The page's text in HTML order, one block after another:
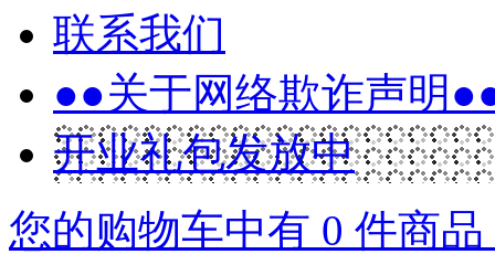
联系我们
●●关于网络欺诈声明
开业礼包发放中
您的购物车中有 0 件商